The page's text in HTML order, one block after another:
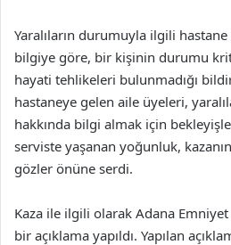
Yaralıların durumuyla ilgili hastane
bilgiye göre, bir kişinin durumu
hayati tehlikeleri bulunmadığı
hastaneye gelen aile üyeleri,
hakkında bilgi almak için
serviste yaşanan yoğunluk,
gözler önüne serdi.
Kaza ile ilgili olarak Adana
bir açıklama yapıldı. Yapılan